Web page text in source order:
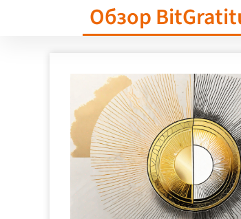
Обзор